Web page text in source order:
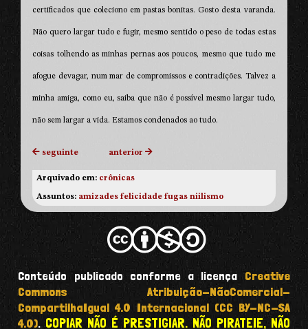
certificados que coleciono em pastas bonitas. Gosto desta varanda.
Não quero largar tudo e fugir, mesmo sentido o peso de todas estas
coisas tolhendo as minhas pernas aos poucos, mesmo que tudo me
afogue devagar, num mar de compromissos e contradições. Talvez a
minha amiga, como eu, saiba que não é possível mesmo largar tudo,
não sem largar a vida. Estamos condenados ao tudo.
seguinte anterior
Arquivado em: crônicas
Assuntos: amizades felicidade fugas niilismo
Conteúdo publicado conforme a licençaCreative
Commons Atribuição-NãoComercial-
CompartilhaIgual 4.0 Internacional (CC BY-NC-SA
4.0).COPIAR NÃO É PRESTIGIAR. NÃO PIRATEIE, NÃO